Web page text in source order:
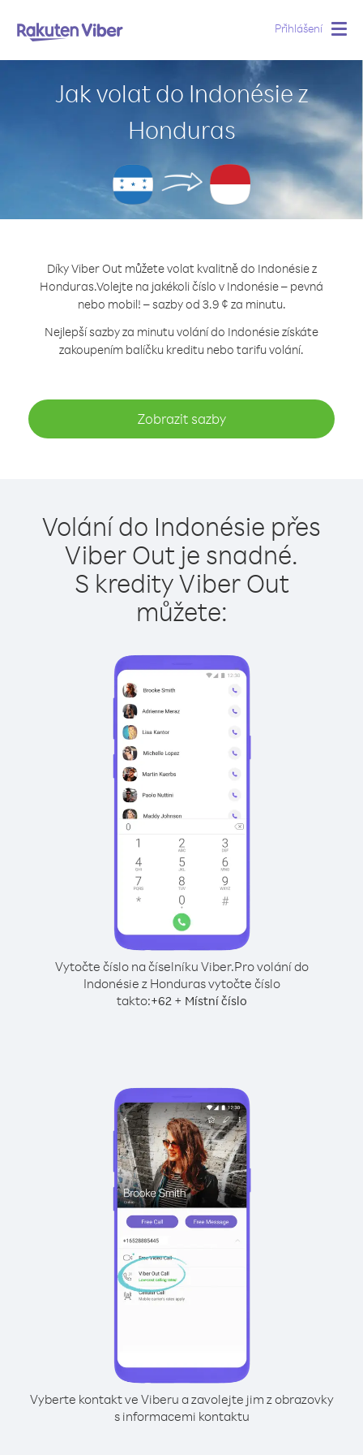
Přihlášení
Jak volat do Indonésie z
Honduras
Díky Viber Out můžete volat kvalitně do Indonésie z
Honduras.Volejte na jakékoli číslo v Indonésie – pevná
nebo mobil! – sazby od 3.9 ¢ za minutu.
Nejlepší sazby za minutu volání do Indonésie získáte
zakoupením balíčku kreditu nebo tarifu volání.
Zobrazit sazby
Volání do Indonésie přes
Viber Out je snadné.
S kredity Viber Out
můžete:
Vytočte číslo na číselníku Viber.Pro volání do
Indonésie z Honduras vytočte číslo
takto:+62+ Místní číslo
Vyberte kontakt ve Viberu a zavolejte jim z obrazovky
s informacemi kontaktu